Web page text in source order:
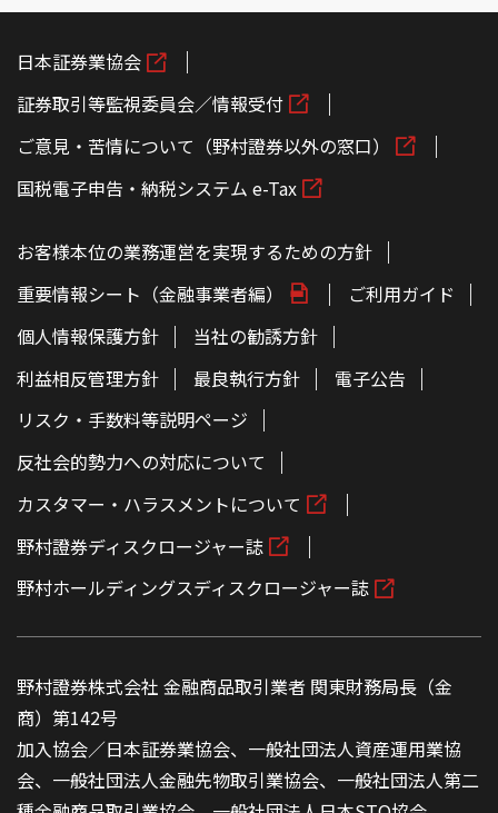
日本証券業協会
証券取引等監視委員会／情報受付
ご意見・苦情について（野村證券以外の窓口）
国税電子申告・納税システム e-Tax
お客様本位の業務運営を実現するための方針
重要情報シート（金融事業者編）
ご利用ガイド
個人情報保護方針
当社の勧誘方針
利益相反管理方針
最良執行方針
電子公告
リスク・手数料等説明ページ
反社会的勢力への対応について
カスタマー・ハラスメントについて
野村證券ディスクロージャー誌
野村ホールディングスディスクロージャー誌
野村證券株式会社 金融商品取引業者 関東財務局長（金
商）第142号
加入協会／日本証券業協会、一般社団法人資産運用業協
会、一般社団法人金融先物取引業協会、一般社団法人第二